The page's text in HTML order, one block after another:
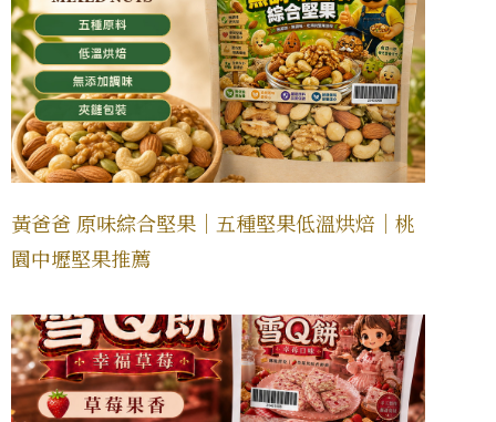
黃爸爸 原味綜合堅果｜五種堅果低溫烘焙｜桃
園中壢堅果推薦